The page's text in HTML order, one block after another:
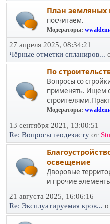
План земляных
посчитаем.
Модераторы:
27 апреля 2025, 08:34:21
Чёрные отметки спланиров...
По
Вопросы со
применять. Ищем
Модераторы:
13 сентября 2021, 13:00:51
Re: Вопросы геодезисту от
освещение
Дворовые
и прочие
21 августа 2025, 16:06:16
Re: Эксплуатируемая кров...